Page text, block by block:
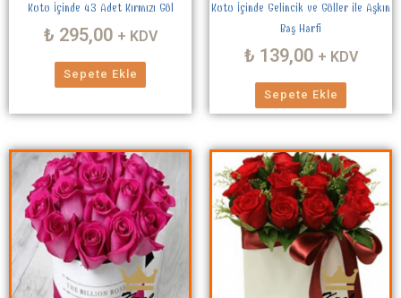
Kutu İçinde 43 Adet Kırmızı Gül
₺ 295,00 + KDV
Sepete Ekle
Kutu İçinde Gelincik ve Güller ile Aşkın
Baş Harfi
₺ 139,00 + KDV
Sepete Ekle